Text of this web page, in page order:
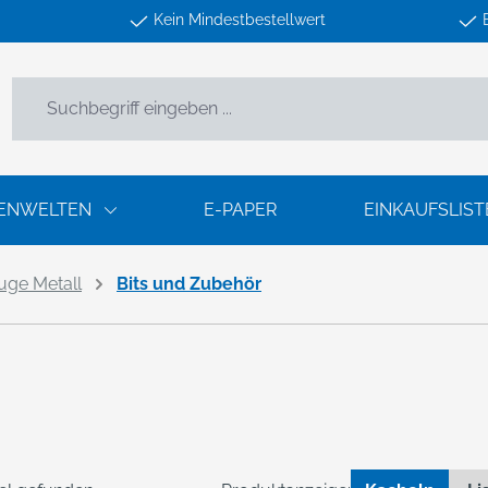
Kein Mindestbestellwert
E-PAPER
Metall Bits und Zubehör